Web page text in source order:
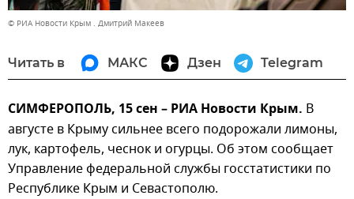
© РИА Новости Крым . Дмитрий Макеев
Читать в МАКС Дзен Telegram
СИМФЕРОПОЛЬ, 15 сен – РИА Новости Крым. В
августе в Крыму сильнее всего подорожали лимоны,
лук, картофель, чеснок и огурцы. Об этом сообщает
Управление федеральной службы госстатистики по
Республике Крым и Севастополю.